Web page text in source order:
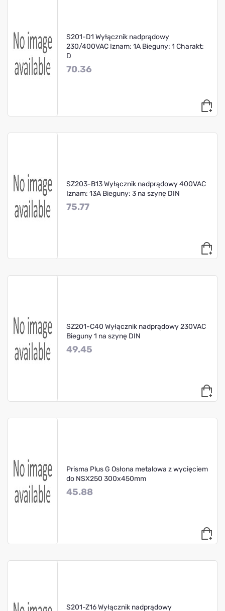
S201-D1 Wyłącznik nadprądowy
230/400VAC Iznam: 1A Bieguny: 1 Charakt:
D
70.36
SZ203-B13 Wyłącznik nadprądowy 400VAC
Iznam: 13A Bieguny: 3 na szynę DIN
75.77
SZ201-C40 Wyłącznik nadprądowy 230VAC
Bieguny 1 na szynę DIN
49.45
Prisma Plus G Osłona metalowa z wycięciem
do NSX250 300x450mm
45.88
S201-Z16 Wyłącznik nadprądowy